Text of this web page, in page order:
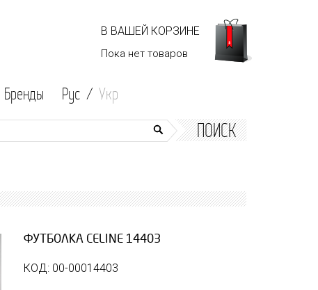
В ВАШЕЙ КОРЗИНЕ
Пока нет товаров
Бренды Рус / Укр
ПОИСК
ФУТБОЛКА CELINE 14403
КОД: 00-00014403